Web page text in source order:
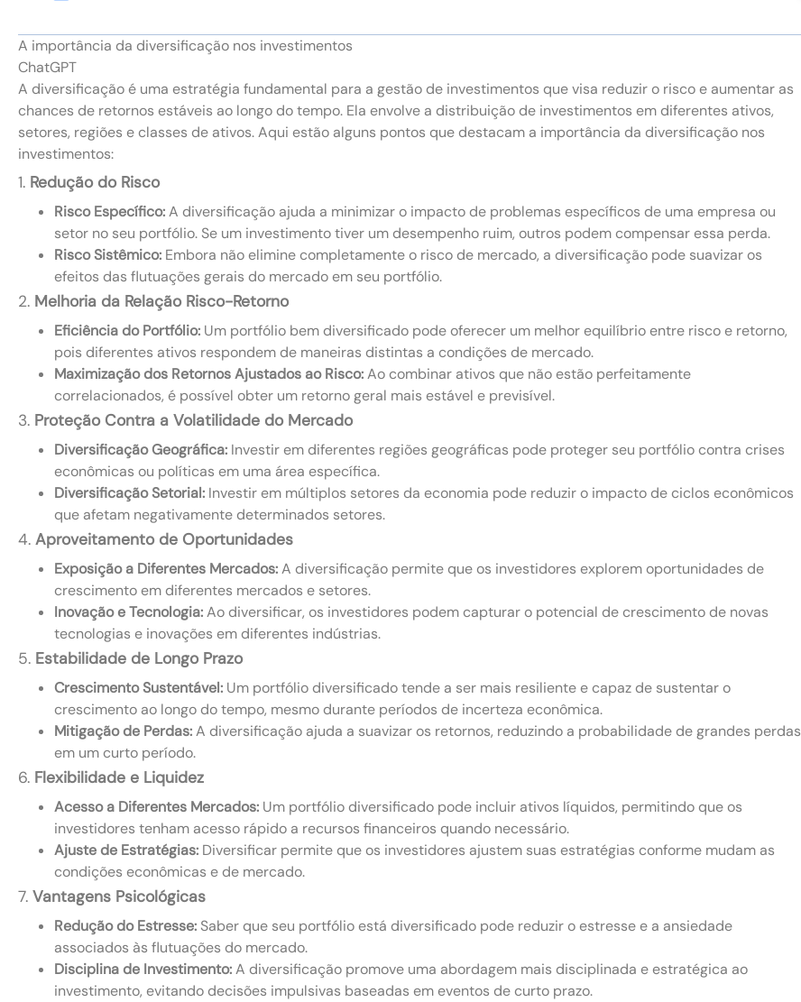
A importância da diversificação nos investimentos
ChatGPT
A diversificação é uma estratégia fundamental para a gestão de investimentos que visa reduzir o risco e aumentar as
chances de retornos estáveis ao longo do tempo. Ela envolve a distribuição de investimentos em diferentes ativos,
setores, regiões e classes de ativos. Aqui estão alguns pontos que destacam a importância da diversificação nos
investimentos:
1. Redução do Risco
Risco Específico:A diversificação ajuda a minimizar o impacto de problemas específicos de uma empresa ou
setor no seu portfólio. Se um investimento tiver um desempenho ruim, outros podem compensar essa perda.
Risco Sistêmico: Embora não elimine completamente o risco de mercado, a diversificação pode suavizar os
efeitos das flutuações gerais do mercado em seu portfólio.
2. Melhoria da Relação Risco-Retorno
Eficiência do Portfólio: Um portfólio bem diversificado pode oferecer um melhor equilíbrio entre risco e retorno,
pois diferentes ativos respondem de maneiras distintas a condições de mercado.
Maximização dos Retornos Ajustados ao Risco:Ao combinar ativos que não estão perfeitamente
correlacionados, é possível obter um retorno geral mais estável e previsível.
3. Proteção Contra a Volatilidade do Mercado
Diversificação Geográfica: Investir em diferentes regiões geográficas pode proteger seu portfólio contra crises
econômicas ou políticas em uma área específica.
Diversificação Setorial: Investir em múltiplos setores da economia pode reduzir o impacto de ciclos econômicos
que afetam negativamente determinados setores.
4. Aproveitamento de Oportunidades
Exposição a Diferentes Mercados:A diversificação permite que os investidores explorem oportunidades de
crescimento em diferentes mercados e setores.
Inovação e Tecnologia:Ao diversificar, os investidores podem capturar o potencial de crescimento de novas
tecnologias e inovações em diferentes indústrias.
5. Estabilidade de Longo Prazo
Crescimento Sustentável: Um portfólio diversificado tende a ser mais resiliente e capaz de sustentar o
crescimento ao longo do tempo, mesmo durante períodos de incerteza econômica.
Mitigação de Perdas:A diversificação ajuda a suavizar os retornos, reduzindo a probabilidade de grandes perdas
em um curto período.
6. Flexibilidade e Liquidez
Acesso a Diferentes Mercados: Um portfólio diversificado pode incluir ativos líquidos, permitindo que os
investidores tenham acesso rápido a recursos financeiros quando necessário.
Ajuste de Estratégias: Diversificar permite que os investidores ajustem suas estratégias conforme mudam as
condições econômicas e de mercado.
7. Vantagens Psicológicas
Redução do Estresse: Saber que seu portfólio está diversificado pode reduzir o estresse e a ansiedade
associados às flutuações do mercado.
Disciplina de Investimento:A diversificação promove uma abordagem mais disciplinada e estratégica ao
investimento, evitando decisões impulsivas baseadas em eventos de curto prazo.